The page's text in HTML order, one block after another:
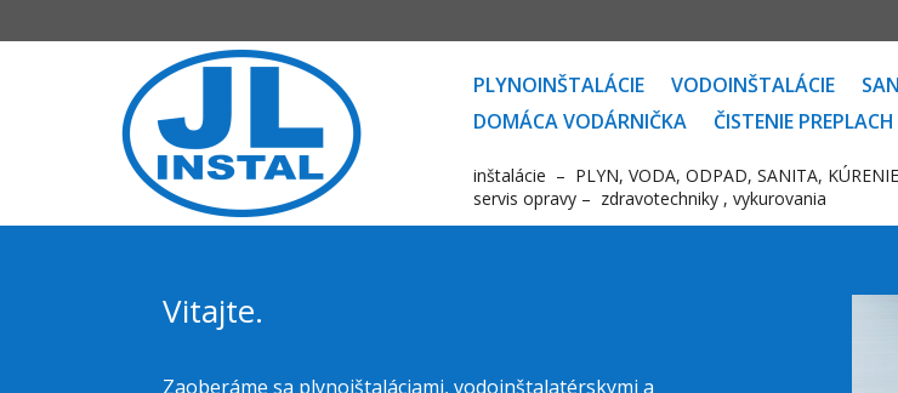
PLYNOINŠTALÁCIE VODOINŠTALÁCIE
DOMÁCA VODÁRNIČKA
ČISTENIE
inštalácie – PLYN, VODA, ODPAD, SANITA,
servis opravy – zdravotechniky , vykurovania
Vitajte.
Zaoberáme sa plynoištaláciami, vodoinštalatérskymi a